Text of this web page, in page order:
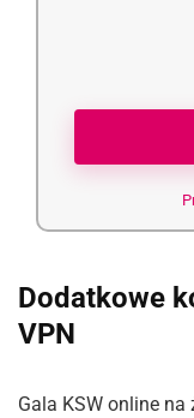
Dodatkowe
VPN
Gala KSW online